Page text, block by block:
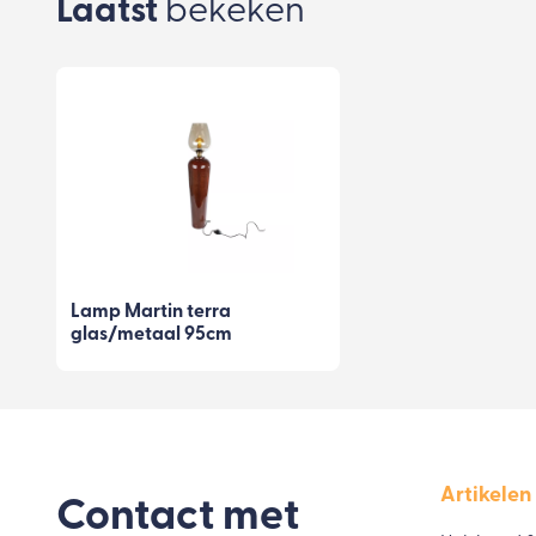
Laatst bekeken
Lamp Martin terra
glas/metaal 95cm
Contact met
Artikelen